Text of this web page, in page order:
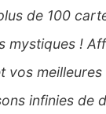
de 100
mystiques !
meilleures
infinies de